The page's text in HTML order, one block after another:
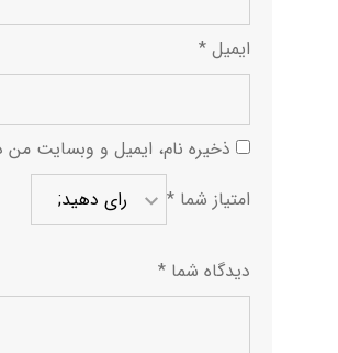
ایمیل *
ذخیره نام، ایمیل و وبسایت من
امتیاز شما *
دیدگاه شما *